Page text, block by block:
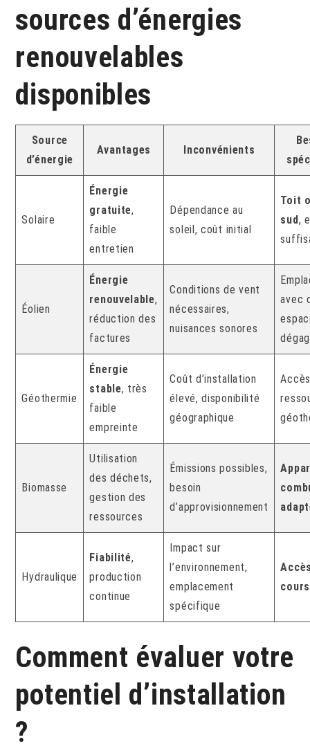
sources d’énergies
renouvelables
disponibles
Source
d’énergie
Avantages Inconvénients
Solaire
Énergie
gratuite,
faible
entretien
Dépendance au
soleil, coût initial
Toit
sud,
Éolien
Énergie
renouvelable,
réduction des
factures
Conditions de vent
nécessaires,
nuisances sonores
avec
Géothermie
Énergie
stable, très
faible
empreinte
Coût d’installation
élevé, disponibilité
géographique
Biomasse
Utilisation
des déchets,
gestion des
ressources
Émissions possibles,
besoin
d’approvisionnement
Hydraulique
Fiabilité,
production
continue
Impact sur
l’environnement,
emplacement
spécifique
cours
Comment évaluer votre
potentiel d’installation
?